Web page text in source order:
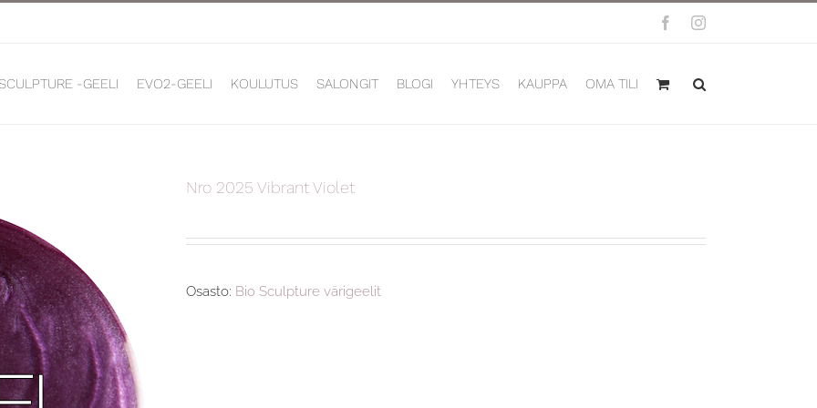
FacebookInstagram
-GEELI EVO2-GEELI KOULUTUS SALONGIT BLOGI YHTEYS KAUPPA OMA TILI
Nro 2025 Vibrant Violet
Osasto: Bio Sculpture värigeelit